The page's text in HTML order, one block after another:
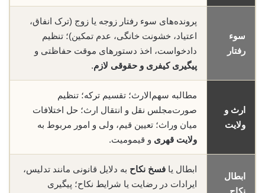
سوء
رفتار
پرونده‌های سوء رفتار زوجه یا زوج (ترک انفاق،
اعتیاد، خشونت خانگی، عدم تمکین)؛ تنظیم
دادخواست، اخذ دستورهای موقت حفاظتی و
پیگیری کیفری و حقوقی لازم.
ارث و
ولایت
مطالبه سهم‌الارث؛ تقسیم ترکه؛ تنظیم
صورت‌مجلس نقل و انتقال ارث؛ حل اختلافات
میان وراث؛ تعیین قیم، ولی و امور مربوط به
ولایت قهری و قیمومیت.
ابطال
ابطال یا فسخ نکاح به دلایل قانونی مانند تدلیس،
ایرادات در رضایت یا شرایط نکاح؛ پیگیری